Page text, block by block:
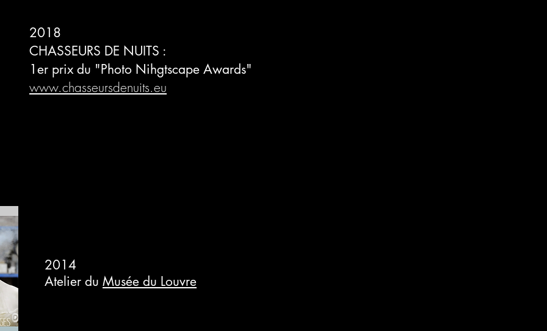
2018
CHASSEURS DE NUITS :
1er prix du "Photo Nihgtscape Awards"
www.chasseursdenuits.eu
2014
Atelier du Musée du Louvre